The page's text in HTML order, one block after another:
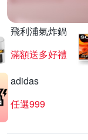
飛利浦氣炸鍋
滿額送多好禮
adidas
任選999